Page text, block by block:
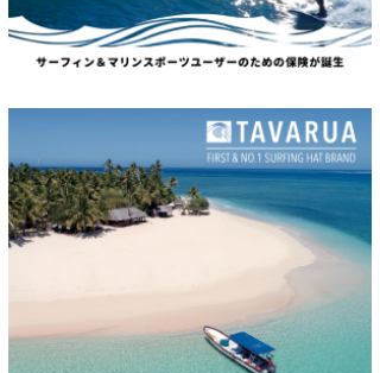
Mr.K
chappy